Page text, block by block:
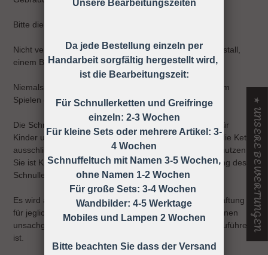
Bitte die Schnullerkette nur an der Kleidung befestigen!
Nicht verwenden, wenn der Säugling sich in einem Laufstall,
einem Bett oder einer Wiege befindet
Niemals die Schnullerkette dem Kind ohne Schnuller zum
Spielen geben.
Die Schnullerkette darf nicht unbefestigt als Spielzeug für
Kinder unter 36 Monaten verwendet werden, daher ist die Kette
ausschließlich unter Aufsicht eines Erwachsenen zu benutzen!
Sie ist KEIN Spielzeug, sondern dient nur zur Befestigung des
Schnullers an der Kleidung.
Es wird ausdrücklich darauf hingewiesen, dass keine Haftung
für jegliche Art von Risiken übernommen wird, die auf einen
unsachgemäßen Gebrauch der Schnullerkette zurück zuführen
ist.
★ UNSERE BEWERTUNGEN
Unsere Bearbeitungszeiten
Da jede Bestellung einzeln per
Handarbeit sorgfältig hergestellt wird,
ist die Bearbeitungszeit:
Für Schnullerketten und Greifringe
einzeln: 2-3 Wochen
Für kleine Sets oder mehrere Artikel: 3-
4 Wochen
Schnuffeltuch mit Namen 3-5 Wochen,
ohne Namen 1-2 Wochen
Für große Sets: 3-4 Wochen
Wandbilder: 4-5 Werktage
Mobiles und Lampen 2 Wochen
Bitte beachten Sie dass der Versand